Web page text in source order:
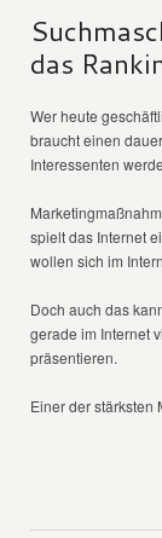
das
Wer heute
braucht einen
Interessenten
spielt das Internet
wollen sich im
Doch auch das
gerade im Internet
präsentieren.
Einer der stärksten